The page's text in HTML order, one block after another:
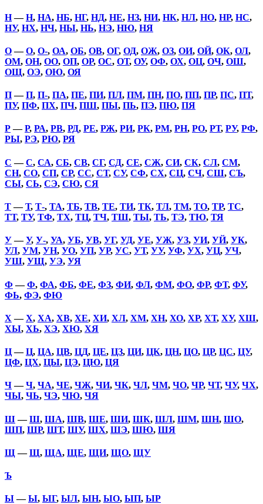
Н—Н, НА, НБ, НГ, НД, НЕ, НЗ, НИ, НК, НЛ, НО, НР, НС,
НУ, НХ, НЧ, НЫ, НЬ, НЭ, НЮ, НЯ
О—О, О-, ОА, ОБ, ОВ, ОГ, ОД, ОЖ, ОЗ, ОИ, ОЙ, ОК, ОЛ,
ОМ, ОН, ОО, ОП, ОР, ОС, ОТ, ОУ, ОФ, ОХ, ОЦ, ОЧ, ОШ,
ОЩ, ОЭ, ОЮ, ОЯ
П—П, П-, ПА, ПЕ, ПИ, ПЛ, ПМ, ПН, ПО, ПП, ПР, ПС, ПТ,
ПУ, ПФ, ПХ, ПЧ, ПШ, ПЫ, ПЬ, ПЭ, ПЮ, ПЯ
Р—Р, РА, РВ, РД, РЕ, РЖ, РИ, РК, РМ, РН, РО, РТ, РУ, РФ,
РЫ, РЭ, РЮ, РЯ
С —С, СА, СБ, СВ, СГ, СД, СЕ, СЖ, СИ, СК, СЛ, СМ,
СН, СО, СП, СР, СС, СТ, СУ, СФ, СХ, СЦ, СЧ, СШ, СЪ,
СЫ, СЬ, СЭ, СЮ, СЯ
Т—Т, Т-, ТА, ТБ, ТВ, ТЕ, ТИ, ТК, ТЛ, ТМ, ТО, ТР, ТС,
ТТ, ТУ, ТФ, ТХ, ТЦ, ТЧ, ТШ, ТЫ, ТЬ, ТЭ, ТЮ, ТЯ
У—У, У-, УА, УБ, УВ, УГ, УД, УЕ, УЖ, УЗ, УИ, УЙ, УК,
УЛ, УМ, УН, УО, УП, УР, УС, УТ, УУ, УФ, УХ, УЦ, УЧ,
УШ, УЩ, УЭ, УЯ
Ф —Ф, ФА, ФБ, ФЕ, ФЗ, ФИ, ФЛ, ФМ, ФО, ФР, ФТ, ФУ,
ФЬ, ФЭ, ФЮ
Х —Х, ХА, ХВ, ХЕ, ХИ, ХЛ, ХМ, ХН, ХО, ХР, ХТ, ХУ, ХШ,
ХЫ, ХЬ, ХЭ, ХЮ, ХЯ
Ц—Ц, ЦА, ЦВ, ЦД, ЦЕ, ЦЗ, ЦИ, ЦК, ЦН, ЦО, ЦР, ЦС, ЦУ,
ЦФ, ЦХ, ЦЫ, ЦЭ, ЦЮ, ЦЯ
Ч—Ч, ЧА, ЧЕ, ЧЖ, ЧИ, ЧК, ЧЛ, ЧМ, ЧО, ЧР, ЧТ, ЧУ, ЧХ,
ЧЫ, ЧЬ, ЧЭ, ЧЮ, ЧЯ
Ш—Ш, ША, ШВ, ШЕ, ШИ, ШК, ШЛ, ШМ, ШН, ШО,
ШП, ШР, ШТ, ШУ, ШХ, ШЭ, ШЮ, ШЯ
Щ —Щ, ЩА, ЩЕ, ЩИ, ЩО, ЩУ
Ъ
Ы—Ы, ЫГ, ЫЛ, ЫН, ЫО, ЫП, ЫР